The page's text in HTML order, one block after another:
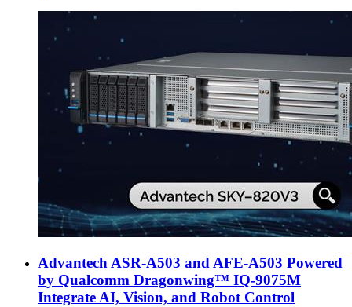
Advantech ASR-A503 and AFE-A503 Powered
by Qualcomm Dragonwing™ IQ-9075M
Integrate AI, Vision, and Robot Control